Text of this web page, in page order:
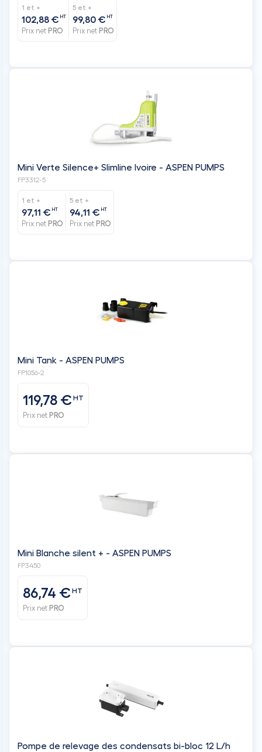
1 et +
102,88 € HT
Prix net PRO
5 et +
99,80 € HT
Prix net PRO
Mini Verte Silence+ Slimline Ivoire - ASPEN PUMPS
FP3312-5
1 et +
97,11 € HT
Prix net PRO
5 et +
94,11 € HT
Prix net PRO
Mini Tank - ASPEN PUMPS
FP1056-2
119,78 €HT
Prix net PRO
Mini Blanche silent + - ASPEN PUMPS
FP3450
86,74 €HT
Prix net PRO
Pompe de relevage des condensats bi-bloc 12 L/h